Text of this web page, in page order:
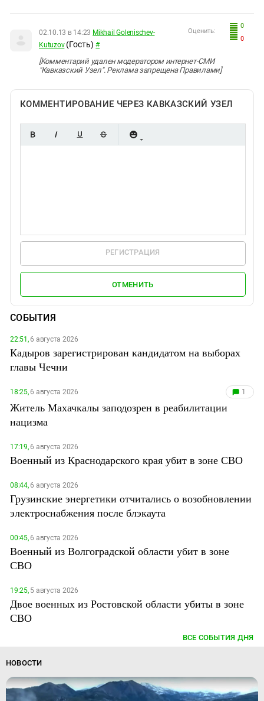
0
0
Оценить:
02.10.13 в 14:23 Mikhail Golenischev-
Kutuzov (Гость) #
[Kомментарий удален модератором интернет-СМИ
"Кавказский Узел". Реклама запрещена Правилами]
КОММЕНТИРОВАНИЕ ЧЕРЕЗ КАВКАЗСКИЙ УЗЕЛ
РЕГИСТРАЦИЯ
ОТМЕНИТЬ
СОБЫТИЯ
22:51,6 августа 2026
Кадыров зарегистрирован кандидатом на выборах
главы Чечни
18:25,6 августа 2026 1
Житель Махачкалы заподозрен в реабилитации
нацизма
17:19,6 августа 2026
Военный из Краснодарского края убит в зоне СВО
08:44,6 августа 2026
Грузинские энергетики отчитались о возобновлении
электроснабжения после блэкаута
00:45,6 августа 2026
Военный из Волгоградской области убит в зоне
СВО
19:25,5 августа 2026
Двое военных из Ростовской области убиты в зоне
СВО
ВСЕ СОБЫТИЯ ДНЯ
НОВОСТИ